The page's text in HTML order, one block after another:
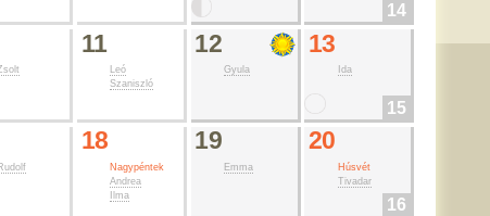
14
11
Leó
Szaniszló
12
Gyula
13
Ida
15
18
Nagypéntek
Andrea
Ilma
19
Emma
20
Húsvét
Tivadar
16